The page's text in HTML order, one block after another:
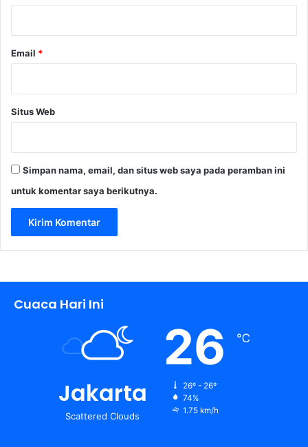
Email *
Situs Web
Simpan nama, email, dan situs web saya pada peramban ini
untuk komentar saya berikutnya.
Cuaca Hari Ini
Jakarta
Scattered Clouds
26 ℃
26º - 26º
74%
1.75 km/h